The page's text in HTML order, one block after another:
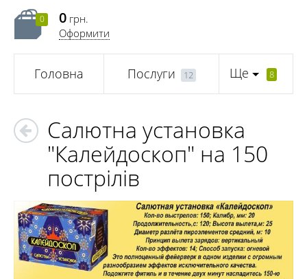
0 0 грн.
Оформити
Головна Послуги 12 Ще 8
Салютна установка
"Калейдоскоп" на 150
пострілів